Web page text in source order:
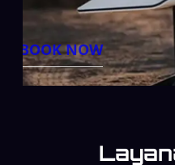
BOOK NOW